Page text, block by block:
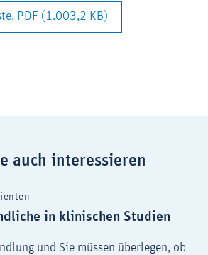
PDF (1.003,2 KB)
auch interessieren
in klinischen Studien
und Sie müssen überlegen, ob